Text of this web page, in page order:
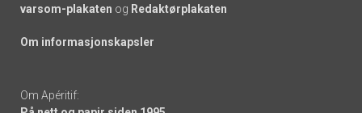
varsom-plakaten og Redaktørplakaten
Om informasjonskapsler
Om Apéritif: